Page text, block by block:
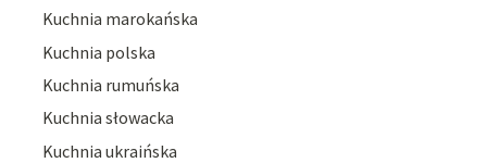
Kuchnia marokańska
Kuchnia polska
Kuchnia rumuńska
Kuchnia słowacka
Kuchnia ukraińska